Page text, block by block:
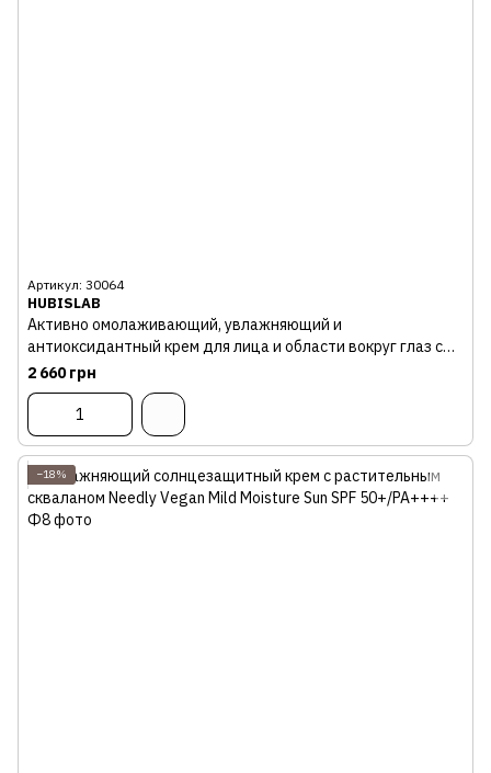
Артикул: 30064
HUBISLAB
Активно омолаживающий, увлажняющий и
антиоксидантный крем для лица и области вокруг глаз с
"ботокс-эффектом" HUBISLAB Premium Active Eternal Eye &
Face Cream, 40 г
2 660 грн
−18%